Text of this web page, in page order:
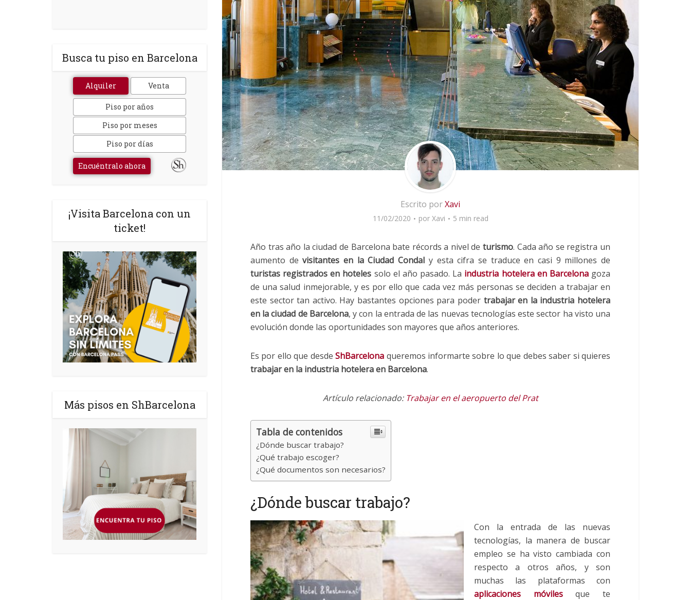
Busca tu piso en Barcelona
Alquiler Venta
Piso por años
Piso por meses
Piso por días
Encuéntralo ahora
¡Visita Barcelona con un
ticket!
Más pisos en ShBarcelona
Escrito porXavi
11/02/2020 por Xavi 5 min read
Año tras año la ciudad de Barcelona bate récords a nivel deturismo. Cada año se registra un
aumento devisitantes en la Ciudad Condal y esta cifra se traduce en casi 9 millones de
turistas registrados en hoteles solo el año pasado. La industria hotelera en Barcelonagoza
de una salud inmejorable, y es por ello que cada vez más personas se deciden a trabajar en
este sector tan activo. Hay bastantes opciones para podertrabajar en la industria hotelera
en la ciudad de Barcelona, y con la entrada de las nuevas tecnologías este sector ha visto una
evolución donde las oportunidades son mayores que años anteriores.
Es por ello que desdeShBarcelona queremos informarte sobre lo que debes saber si quieres
trabajar en la industria hotelera en Barcelona.
Artículo relacionado: Trabajar en el aeropuerto del Prat
Tabla de contenidos
¿Dónde buscar trabajo?
¿Qué trabajo escoger?
¿Qué documentos son necesarios?
¿Dónde buscar trabajo?
Con la entrada de las nuevas
tecnologías, la manera de buscar
empleo se ha visto cambiada con
respecto a otros años, y son
muchas las plataformas con
aplicaciones móvilesque te